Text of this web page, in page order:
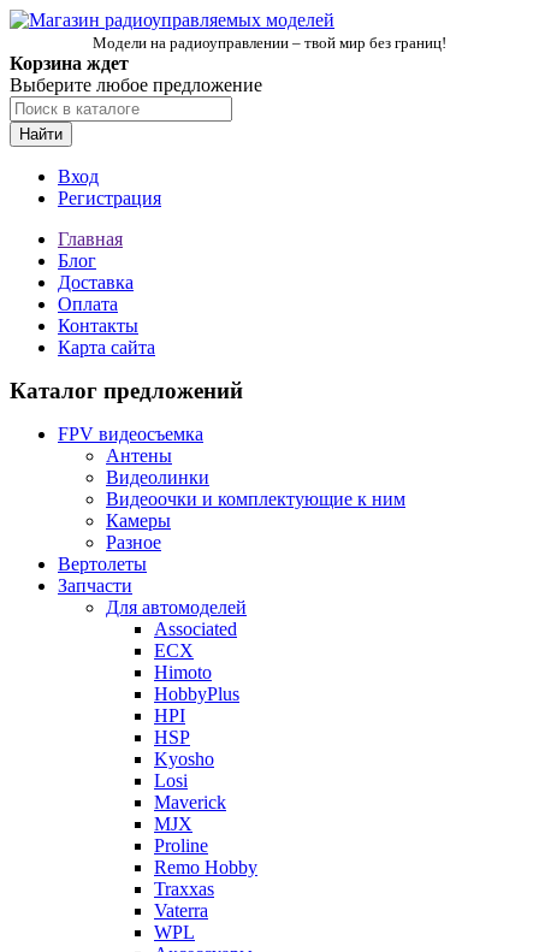
Модели на радиоуправлении – твой мир без границ!
Корзина ждет
Выберите любое предложение
Найти
Вход
Регистрация
Главная
Блог
Доставка
Оплата
Контакты
Карта сайта
Каталог предложений
FPV видеосъемка
Антены
Видеолинки
Видеоочки и комплектующие к ним
Камеры
Разное
Вертолеты
Запчасти
Для автомоделей
Associated
ECX
Himoto
HobbyPlus
HPI
HSP
Kyosho
Losi
Maverick
MJX
Proline
Remo Hobby
Traxxas
Vaterra
WPL